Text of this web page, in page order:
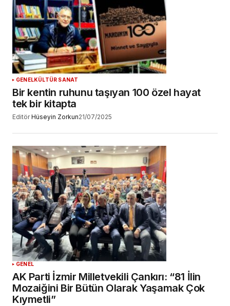
GENELKÜLTÜR SANAT
Bir kentin ruhunu taşıyan 100 özel hayat
tek bir kitapta
Editör Hüseyin Zorkun21/07/2025
GENEL
AK Parti İzmir Milletvekili Çankırı: “81 İlin
Mozaiğini Bir Bütün Olarak Yaşamak Çok
Kıymetli”